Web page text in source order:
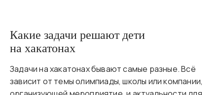
Какие задачи решают дети
на хакатонах
Задачи на хакатонах бывают самые разные. Всё
зависит от темы олимпиады, школы или компании,